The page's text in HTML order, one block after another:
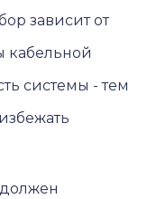
зависит от
кабельной
системы - тем